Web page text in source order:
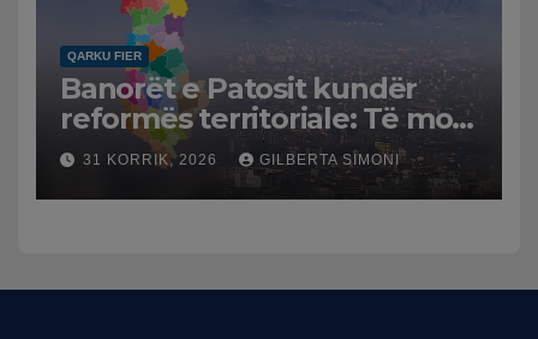
QARKU FIER
Banorët e Patosit kundër
reformës territoriale: Të mos
humbasim identitetin e
qytetit
31 KORRIK, 2026 GILBERTA SIMONI